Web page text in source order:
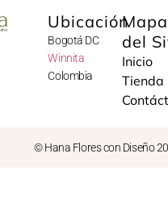
Ubicación
Bogotá DC
Winnita
Colombia
Mapa
del
Inicio
Tienda
© Hana Flores con Diseño